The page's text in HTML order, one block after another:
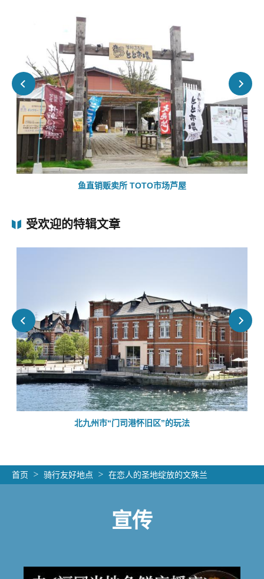
鱼直销贩卖所 TOTO市场芦屋
受欢迎的特辑文章
北九州市“门司港怀旧区”的玩法
首页 骑行友好地点 在恋人的圣地绽放的文殊兰
宣传